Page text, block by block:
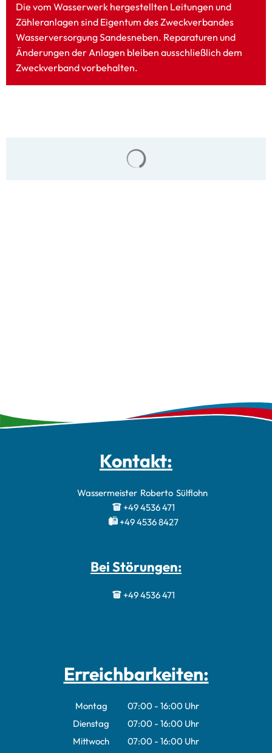
Die vom Wasserwerk hergestellten Leitungen und
Zähleranlagen sind Eigentum des Zweckverbandes
Wasserversorgung Sandesneben. Reparaturen und
Änderungen der Anlagen bleiben ausschließlich dem
Zweckverband vorbehalten.
Kontakt:
Wassermeister Roberto Sülflohn
+49 4536 471
+49 4536 8427
Bei Störungen:
+49 4536 471
Erreichbarkeiten:
Montag 07:00 - 16:00 Uhr
Von 07:00 bis 16:00 Uhr
Dienstag 07:00 - 16:00 Uhr
Von 07:00 bis 16:00 Uhr
Mittwoch 07:00 - 16:00 Uhr